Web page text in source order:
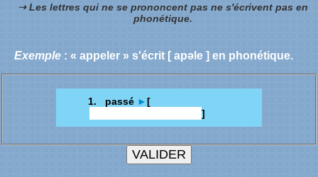
➝ Les lettres qui ne se prononcent pas ne s'écrivent pas en
phonétique.
Exemple : « appeler » s'écrit [ apəle ] en phonétique.
1. passé ►[
]